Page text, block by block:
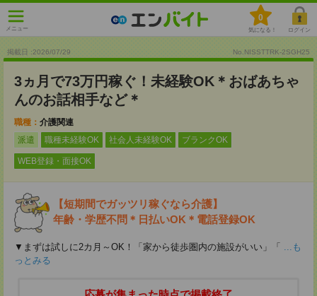
メニュー
0
気になる！ ログイン
掲載日 :2026/07/29 No.NISSTTRK-2SGH25
3ヵ月で73万円稼ぐ！未経験OK＊おばあちゃ
んのお話相手など＊
職種： 介護関連
派遣
職種未経験OK 社会人未経験OK ブランクOK
WEB登録・面接OK
【短期間でガッツリ稼ぐなら介護】
年齢・学歴不問＊日払いOK＊電話登録OK
▼まずは試しに2カ月～OK！「家から徒歩圏内の施設がいい」「 ...も
っとみる